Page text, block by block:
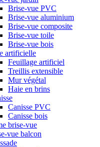
Brise-vue PVC
Brise-vue aluminium
Brise-vue composite
Brise-vue toile
Brise-vue bois
artificielle
Feuillage artificiel
Treillis extensible
Mur végétal
Haie en brins
Canisse PVC
Canisse bois
brise-vue
vue balcon